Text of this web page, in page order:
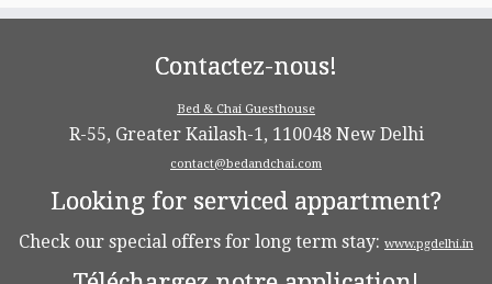
Contactez-nous!
Bed & Chai Guesthouse
R-55, Greater Kailash-1, 110048 New Delhi
contact@bedandchai.com
Looking for serviced appartment?
Check our special offers for long term stay: www.pgdelhi.in